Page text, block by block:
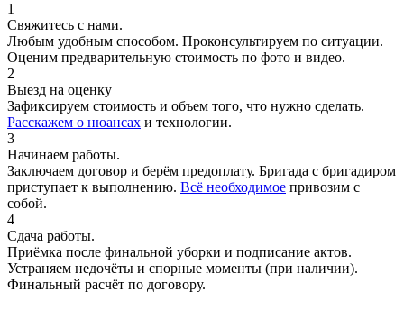
1
Свяжитесь с нами.
Любым удобным способом. Проконсультируем по ситуации.
Оценим предварительную стоимость по фото и видео.
2
Выезд на оценку
Зафиксируем стоимость и объем того, что нужно сделать.
Расскажем о нюансах и технологии.
3
Начинаем работы.
Заключаем договор и берём предоплату. Бригада с бригадиром
приступает к выполнению. Всё необходимое привозим с
собой.
4
Сдача работы.
Приёмка после финальной уборки и подписание актов.
Устраняем недочёты и спорные моменты (при наличии).
Финальный расчёт по договору.